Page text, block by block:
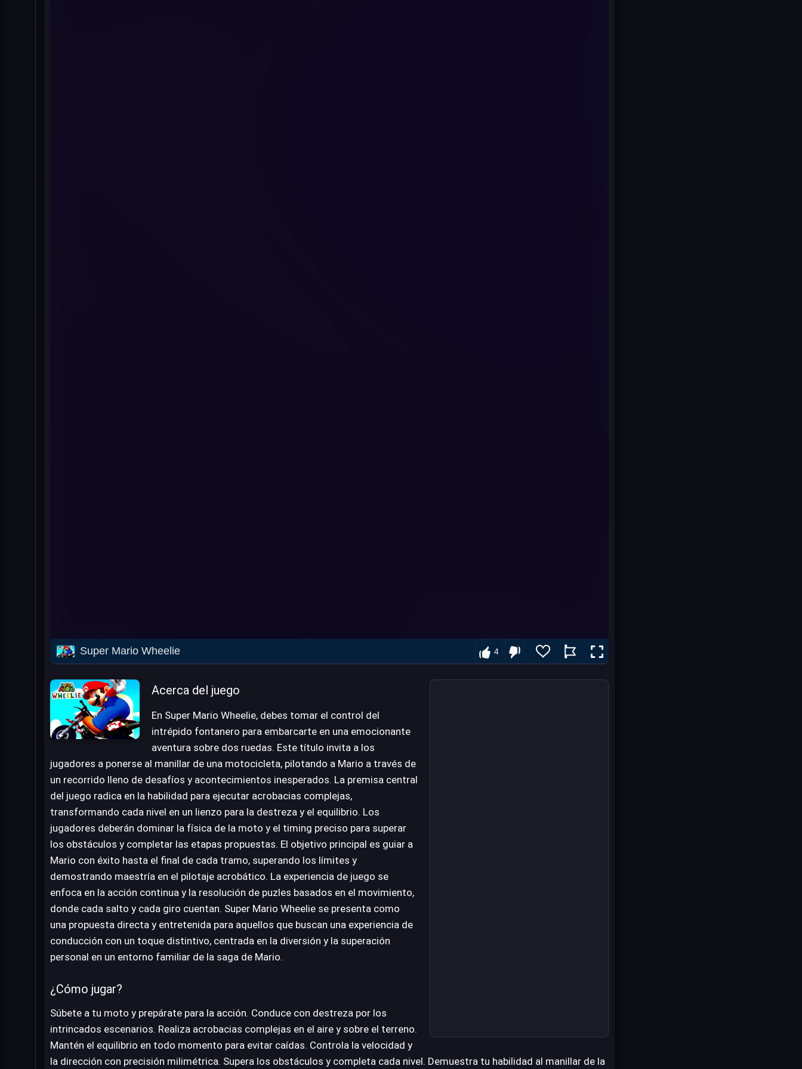
Super Mario Wheelie 4
Acerca del juego
En Super Mario Wheelie, debes tomar el control del
intrépido fontanero para embarcarte en una emocionante
aventura sobre dos ruedas. Este título invita a los
jugadores a ponerse al manillar de una motocicleta, pilotando a Mario a través de
un recorrido lleno de desafíos y acontecimientos inesperados. La premisa central
del juego radica en la habilidad para ejecutar acrobacias complejas,
transformando cada nivel en un lienzo para la destreza y el equilibrio. Los
jugadores deberán dominar la física de la moto y el timing preciso para superar
los obstáculos y completar las etapas propuestas. El objetivo principal es guiar a
Mario con éxito hasta el final de cada tramo, superando los límites y
demostrando maestría en el pilotaje acrobático. La experiencia de juego se
enfoca en la acción continua y la resolución de puzles basados en el movimiento,
donde cada salto y cada giro cuentan. Super Mario Wheelie se presenta como
una propuesta directa y entretenida para aquellos que buscan una experiencia de
conducción con un toque distintivo, centrada en la diversión y la superación
personal en un entorno familiar de la saga de Mario.
¿Cómo jugar?
Súbete a tu moto y prepárate para la acción. Conduce con destreza por los
intrincados escenarios. Realiza acrobacias complejas en el aire y sobre el terreno.
Mantén el equilibrio en todo momento para evitar caídas. Controla la velocidad y
la dirección con precisión milimétrica. Supera los obstáculos y completa cada nivel. Demuestra tu habilidad al manillar de la